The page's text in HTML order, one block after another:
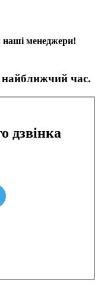
менеджери!
час.
дзвінка